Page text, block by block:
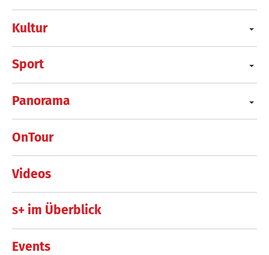
Kultur
Sport
Panorama
OnTour
Videos
s+ im Überblick
Events